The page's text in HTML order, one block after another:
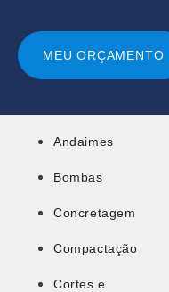
MEU ORÇAMENTO
Andaimes
Bombas
Concretagem
Compactação
Cortes e